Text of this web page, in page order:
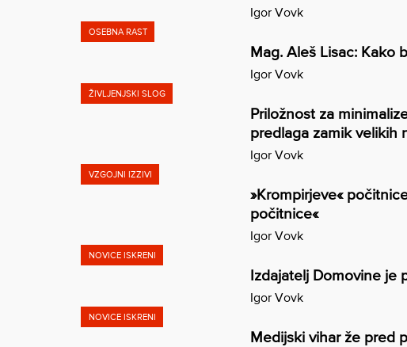
Igor Vovk
OSEBNA RAST
Mag. Aleš Lisac: Kako
Igor Vovk
ŽIVLJENJSKI SLOG
Priložnost za
predlaga zamik velikih
Igor Vovk
VZGOJNI IZZIVI
»Krompirjeve«
počitnice«
Igor Vovk
NOVICE ISKRENI
Izdajatelj Domovine je
Igor Vovk
NOVICE ISKRENI
Medijski vihar že pred